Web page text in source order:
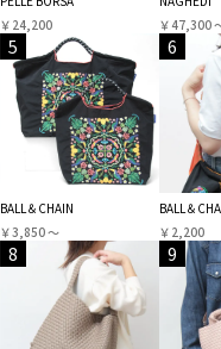
￥24,200
￥47,300
5
BALL＆CHAIN
￥3,850 〜
6
BALL＆
￥2,200
8 9